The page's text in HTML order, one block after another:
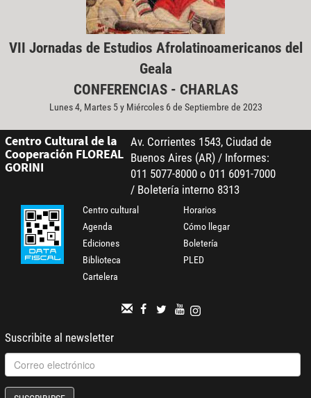
VII Jornadas de Estudios Afrolatinoamericanos del
Geala
CONFERENCIAS - CHARLAS
Lunes 4, Martes 5 y Miércoles 6 de Septiembre de 2023
Centro Cultural de la
Cooperación FLOREAL
GORINI
Av. Corrientes 1543, Ciudad de
Buenos Aires (AR) / Informes:
011 5077-8000 o 011 6091-7000
/ Boletería interno 8313
Centro cultural
Agenda
Ediciones
Biblioteca
Cartelera
Horarios
Cómo llegar
Boletería
PLED
Suscribite al newsletter